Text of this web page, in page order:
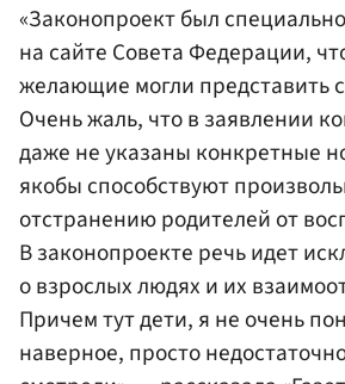
«Законопроект был
на сайте Совета Федерации,
желающие могли представить
Очень жаль, что в заявлении
даже не указаны конкретные
якобы способствуют
отстранению родителей от
В законопроекте речь идет
о взрослых людях и их
Причем тут дети, я не очень
наверное, просто